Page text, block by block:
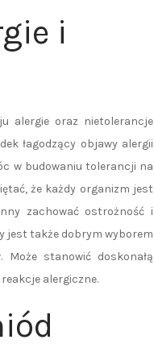
i
alergie oraz nietolerancje
łagodzący objawy alergii
w budowaniu tolerancji na
że każdy organizm jest
zachować ostrożność i
jest także dobrym wyborem
stanowić doskonałą
alergiczne.